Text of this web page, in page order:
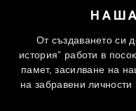
От създаването си
история” работи в
памет, засилване на
на забравени